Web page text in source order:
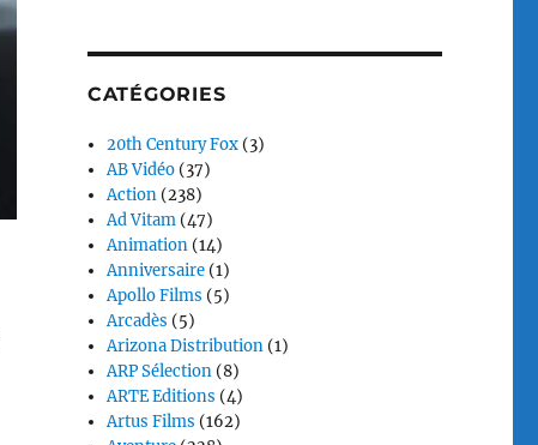
CATÉGORIES
20th Century Fox (3)
AB Vidéo (37)
Action (238)
Ad Vitam (47)
Animation (14)
Anniversaire (1)
Apollo Films (5)
Arcadès (5)
Arizona Distribution (1)
ARP Sélection (8)
ARTE Editions (4)
Artus Films (162)